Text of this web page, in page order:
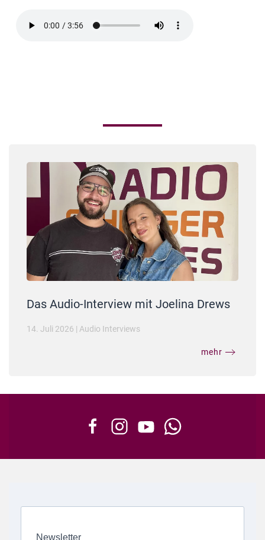
Das Audio-Interview mit Joelina Drews
14. Juli 2026 | Audio Interviews
mehr